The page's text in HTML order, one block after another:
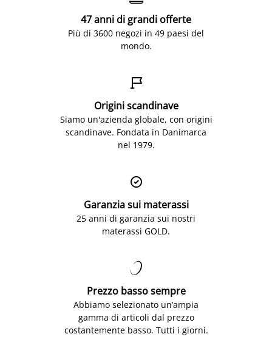
47 anni di grandi offerte
Più di 3600 negozi in 49 paesi del
mondo.

Origini scandinave
Siamo un'azienda globale, con origini
scandinave. Fondata in Danimarca
nel 1979.

Garanzia sui materassi
25 anni di garanzia sui nostri
materassi GOLD.

Prezzo basso sempre
Abbiamo selezionato un’ampia
gamma di articoli dal prezzo
costantemente basso. Tutti i giorni.